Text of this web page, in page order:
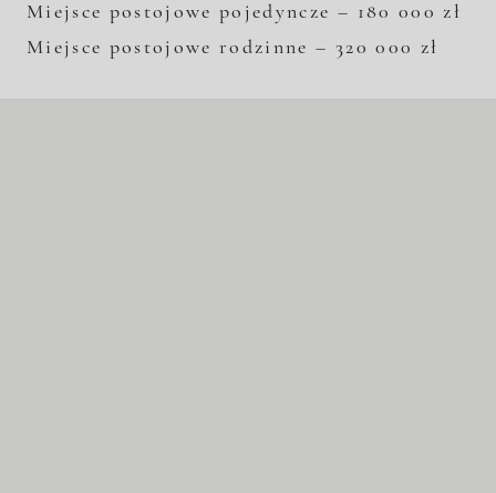
Miejsce postojowe pojedyncze – 180 000 zł
Miejsce postojowe rodzinne – 320 000 zł